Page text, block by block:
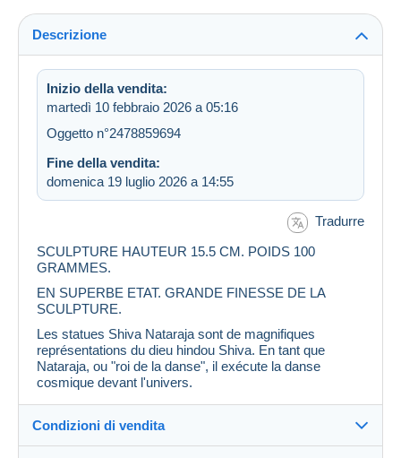
Descrizione
Inizio della vendita:
martedì 10 febbraio 2026 a 05:16
Oggetto n°2478859694
Fine della vendita:
domenica 19 luglio 2026 a 14:55
Tradurre
SCULPTURE HAUTEUR 15.5 CM. POIDS 100
GRAMMES.
EN SUPERBE ETAT. GRANDE FINESSE DE LA
SCULPTURE.
Les statues Shiva Nataraja sont de magnifiques
représentations du dieu hindou Shiva. En tant que
Nataraja, ou "roi de la danse", il exécute la danse
cosmique devant l'univers.
Condizioni di vendita